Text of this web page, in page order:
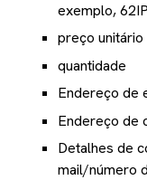
exemplo,
preço unitário
quantidade
Endereço de
Endereço de
Detalhes de
mail/número